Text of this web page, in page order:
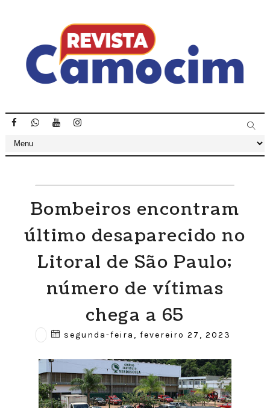
Bombeiros encontram
último desaparecido no
Litoral de São Paulo;
número de vítimas
chega a 65
segunda-feira, fevereiro 27, 2023